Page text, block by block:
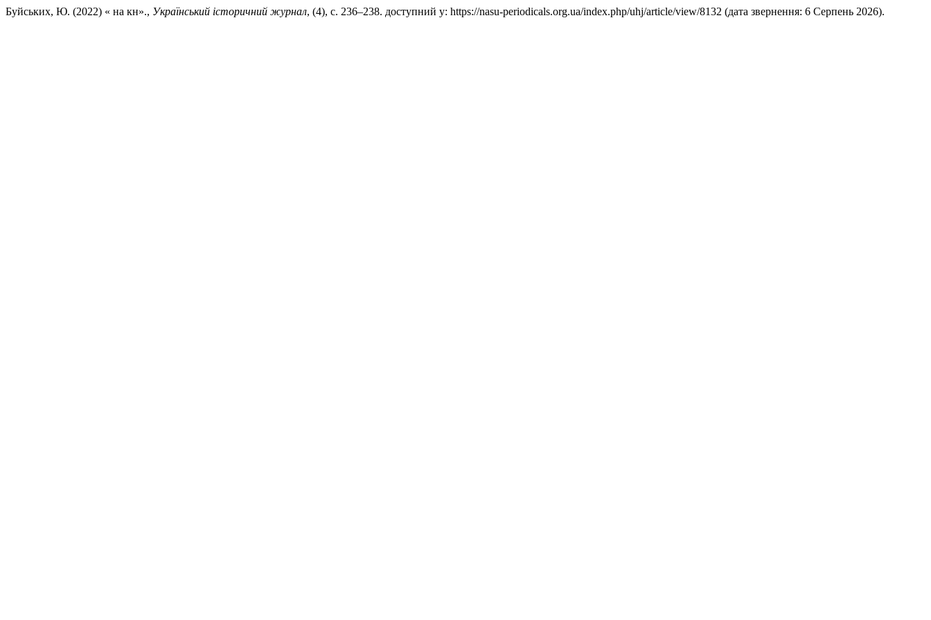
Буйських, Ю. (2022) « на кн»., Український історичний журнал, (4), с. 236–238. доступний у: https://nasu-periodicals.org.ua/index.php/uhj/article/view/8132 (дата звернення: 6 Серпень 2026).